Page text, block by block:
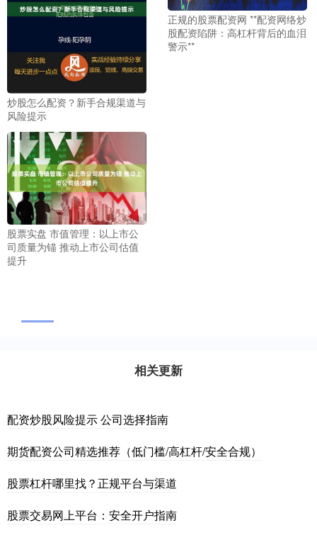
炒股怎么配资？新手合规渠道与
风险提示
正规的股票配资网 **配资网络炒
股配资陷阱：高杠杆背后的血泪
警示**
股票实盘 市值管理：以上市公
司质量为锚 推动上市公司估值
提升
相关更新
配资炒股风险提示 公司选择指南
期货配资公司精选推荐（低门槛/高杠杆/安全合规）
股票杠杆哪里找？正规平台与渠道
股票交易网上平台：安全开户指南